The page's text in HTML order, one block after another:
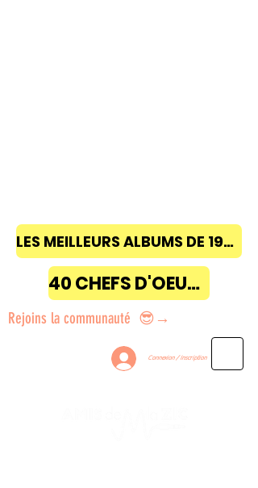
LES MEILLEURS ALBUMS DE 1968 à 2018
40 CHEFS D'OEUVRE
Rejoins la communauté 😎→
Connexion / Inscription